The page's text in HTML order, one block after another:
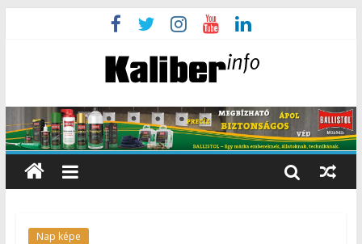
Nap képe